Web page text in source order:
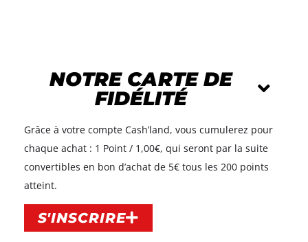
NOTRE CARTE DE
FIDÉLITÉ
Grâce à votre compte Cash’land, vous cumulerez pour
chaque achat : 1 Point / 1,00€, qui seront par la suite
convertibles en bon d’achat de 5€ tous les 200 points
atteint.​
S'INSCRIRE